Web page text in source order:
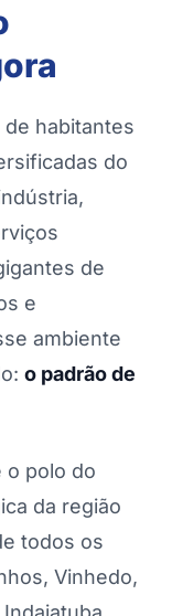
de habitantes
do
de
e
ambiente
o padrão de
o polo do
da região
todos os
Vinhedo,